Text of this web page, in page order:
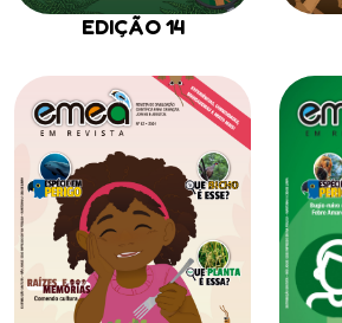
EDIÇÃO 14